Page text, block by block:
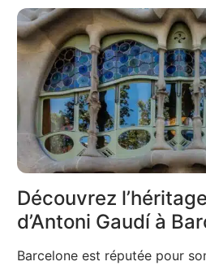
Découvrez
d’Antoni Gaudí à
Barcelone est réputée pour